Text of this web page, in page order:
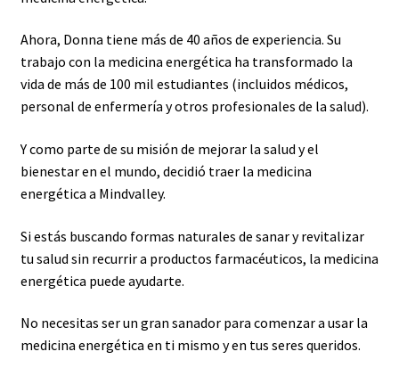
Ahora, Donna tiene más de 40 años de experiencia. Su
trabajo con la medicina energética ha transformado la
vida de más de 100 mil estudiantes (incluidos médicos,
personal de enfermería y otros profesionales de la salud).
Y como parte de su misión de mejorar la salud y el
bienestar en el mundo, decidió traer la medicina
energética a Mindvalley.
Si estás buscando formas naturales de sanar y revitalizar
tu salud sin recurrir a productos farmacéuticos, la medicina
energética puede ayudarte.
No necesitas ser un gran sanador para comenzar a usar la
medicina energética en ti mismo y en tus seres queridos.